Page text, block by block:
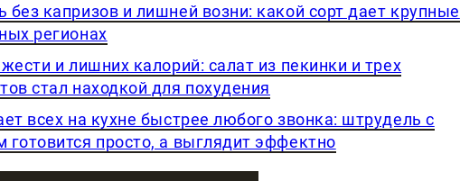
капризов и лишней возни: какой сорт дает крупные
регионах
и лишних калорий: салат из пекинки и трех
стал находкой для похудения
всех на кухне быстрее любого звонка: штрудель с
просто, а выглядит эффектно